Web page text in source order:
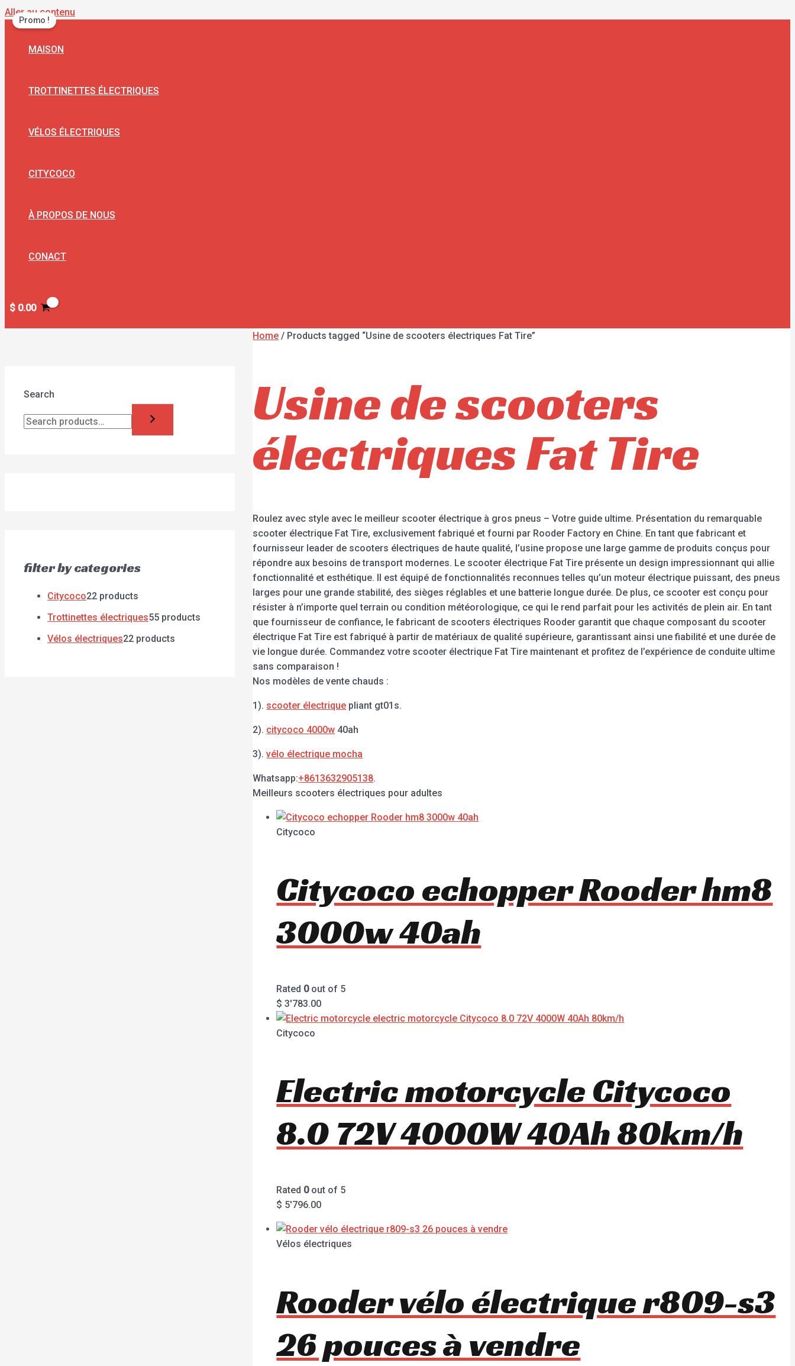
Aller au contenu
MAISON
TROTTINETTES ÉLECTRIQUES
VÉLOS ÉLECTRIQUES
CITYCOCO
À PROPOS DE NOUS
CONACT
$ 0.00
Search
filter by categories
Citycoco22 products
Trottinettes électriques55 products
Vélos électriques22 products
Home / Products tagged “Usine de scooters électriques Fat Tire”
Usine de scooters
électriques Fat Tire
Roulez avec style avec le meilleur scooter électrique à gros pneus – Votre guide ultime. Présentation du remarquable
scooter électrique Fat Tire, exclusivement fabriqué et fourni par Rooder Factory en Chine. En tant que fabricant et
fournisseur leader de scooters électriques de haute qualité, l’usine propose une large gamme de produits conçus pour
répondre aux besoins de transport modernes. Le scooter électrique Fat Tire présente un design impressionnant qui allie
fonctionnalité et esthétique. Il est équipé de fonctionnalités reconnues telles qu’un moteur électrique puissant, des pneus
larges pour une grande stabilité, des sièges réglables et une batterie longue durée. De plus, ce scooter est conçu pour
résister à n’importe quel terrain ou condition météorologique, ce qui le rend parfait pour les activités de plein air. En tant
que fournisseur de confiance, le fabricant de scooters électriques Rooder garantit que chaque composant du scooter
électrique Fat Tire est fabriqué à partir de matériaux de qualité supérieure, garantissant ainsi une fiabilité et une durée de
vie longue durée. Commandez votre scooter électrique Fat Tire maintenant et profitez de l’expérience de conduite ultime
sans comparaison !
Nos modèles de vente chauds :
1). scooter électrique pliant gt01s.
2). citycoco 4000w 40ah
3).vélo électrique mocha
Whatsapp:+8613632905138.
Meilleurs scooters électriques pour adultes
Citycoco
Citycoco echopper Rooder hm8
3000w 40ah
Rated 0out of 5
$ 3'783.00
Citycoco
Electric motorcycle Citycoco
8.0 72V 4000W 40Ah 80km/h
Rated 0out of 5
$ 5'796.00
Vélos électriques
Rooder vélo électrique r809-s3
26 pouces à vendre
Promo !